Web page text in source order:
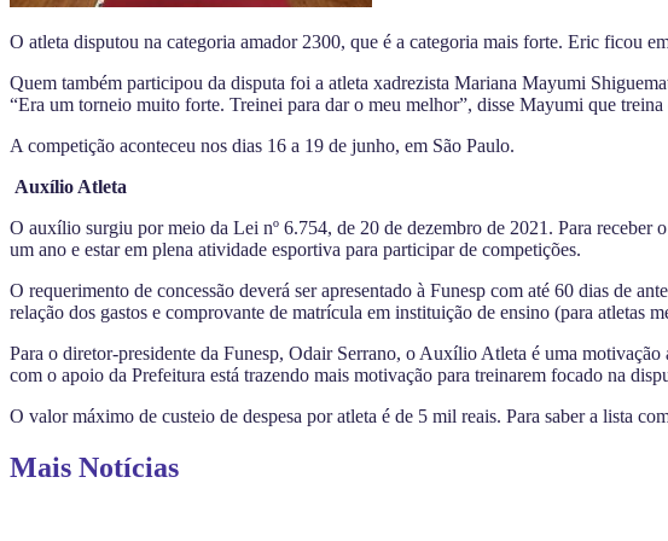
O atleta disputou na categoria amador 2300, que é a categoria mais forte. Eric ficou
Quem também participou da disputa foi a atleta xadrezista Mariana Mayumi
“Era um torneio muito forte. Treinei para dar o meu melhor”, disse Mayumi que
A competição aconteceu nos dias 16 a 19 de junho, em São Paulo.
Auxílio Atleta
O auxílio surgiu por meio da Lei nº 6.754, de 20 de dezembro de 2021. Para
um ano e estar em plena atividade esportiva para participar de competições.
O requerimento de concessão deverá ser apresentado à Funesp com até 60 dias de
relação dos gastos e comprovante de matrícula em instituição de ensino (para atletas
Para o diretor-presidente da Funesp, Odair Serrano, o Auxílio Atleta é uma
com o apoio da Prefeitura está trazendo mais motivação para treinarem focado na
O valor máximo de custeio de despesa por atleta é de 5 mil reais. Para saber a lista
Mais Notícias